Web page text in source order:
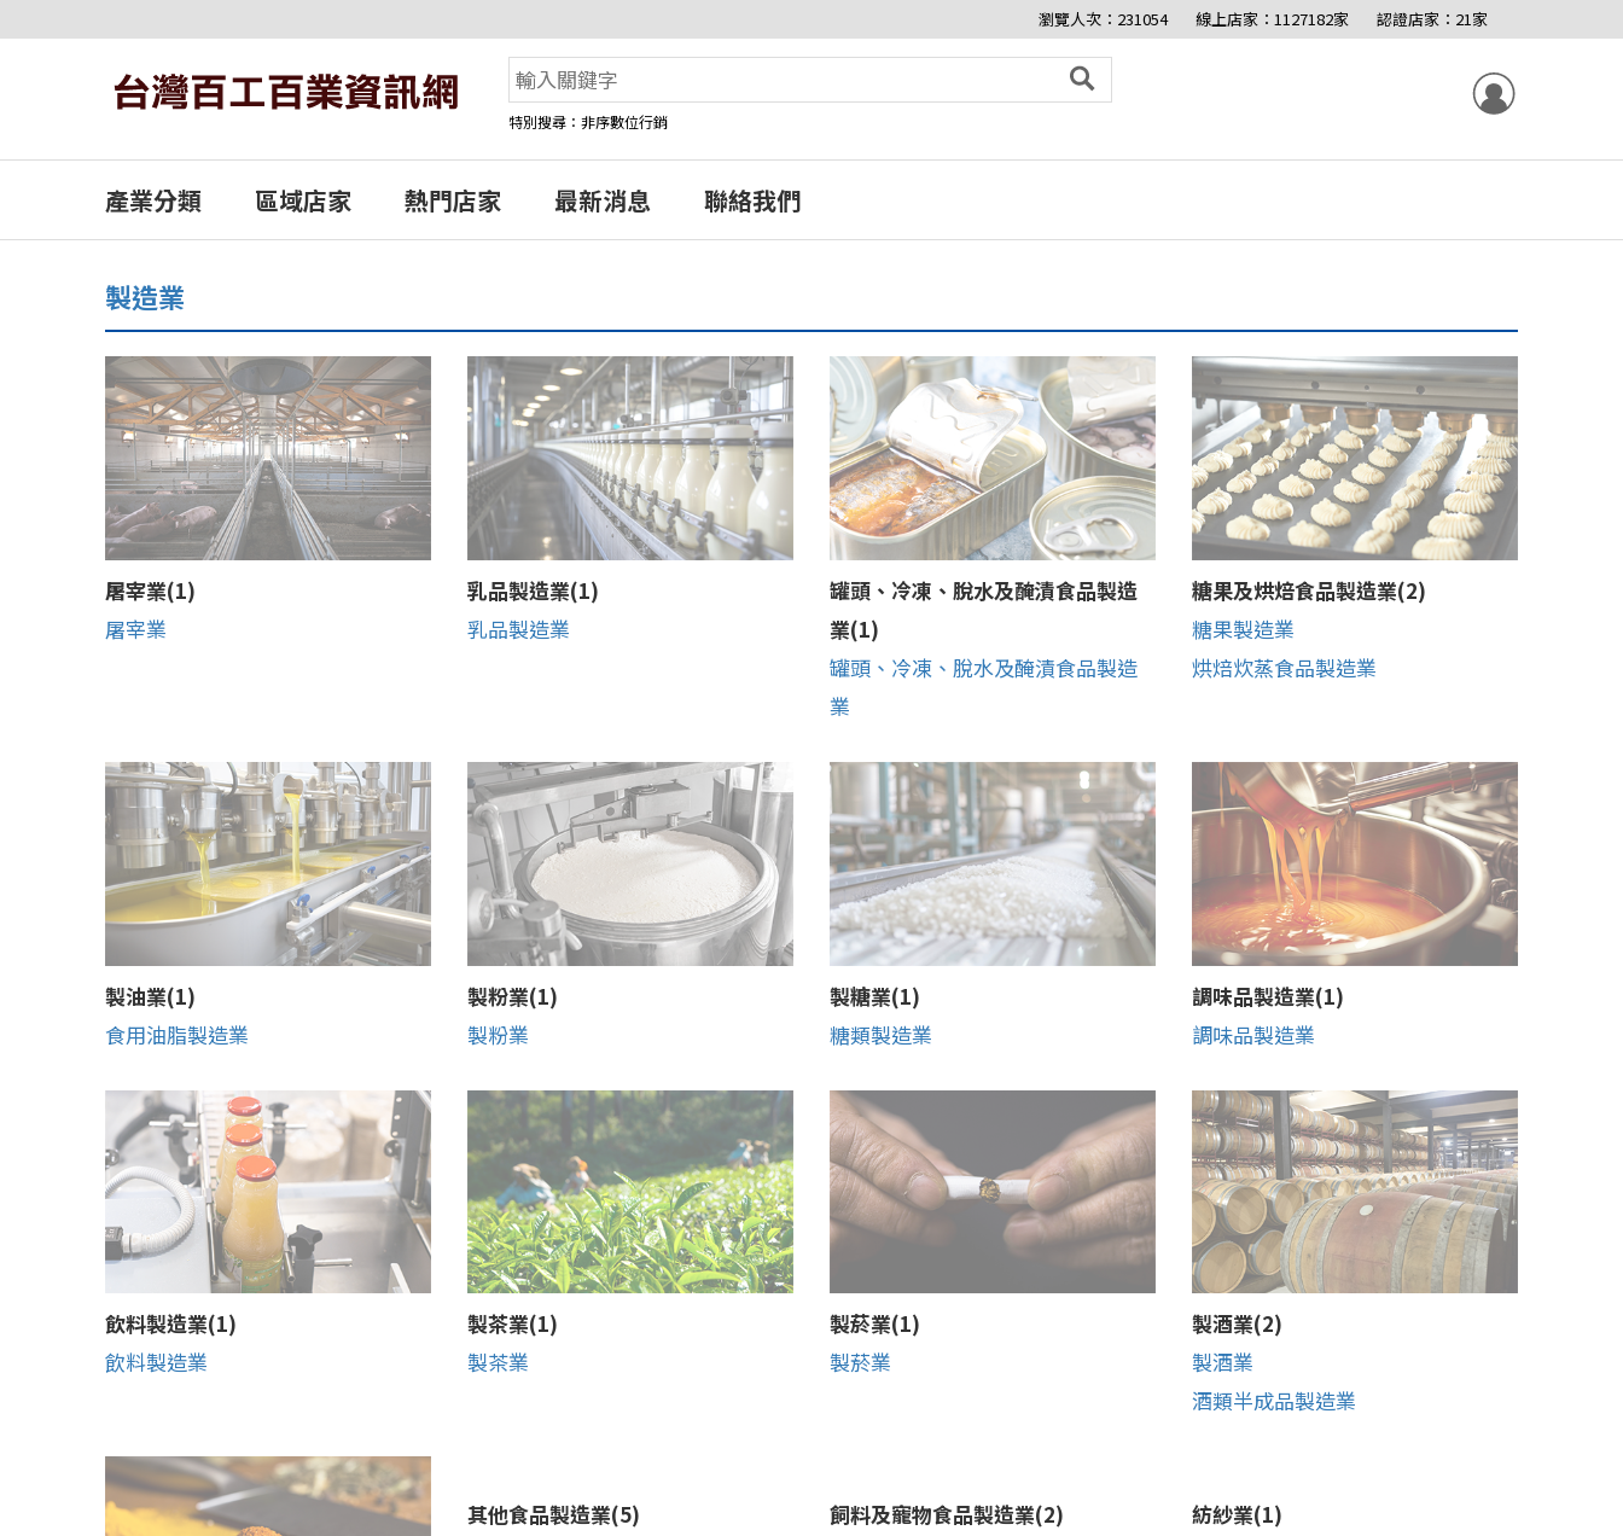
瀏覽人次：231054 線上店家：1127182家 認證店家：21家
特別搜尋：非序數位行銷
產業分類 區域店家 熱門店家 最新消息 聯絡我們
製造業
屠宰業(1)
屠宰業
乳品製造業(1)
乳品製造業
罐頭、冷凍、脫水及醃漬食品製造
業(1)
罐頭、冷凍、脫水及醃漬食品製造
業
糖果及烘焙食品製造業(2)
糖果製造業
烘焙炊蒸食品製造業
製油業(1)
食用油脂製造業
製粉業(1)
製粉業
製糖業(1)
糖類製造業
調味品製造業(1)
調味品製造業
飲料製造業(1)
飲料製造業
製茶業(1)
製茶業
製菸業(1)
製菸業
製酒業(2)
製酒業
酒類半成品製造業
其他食品製造業(5)
飼料及寵物食品製造業(2)
紡紗業(1)